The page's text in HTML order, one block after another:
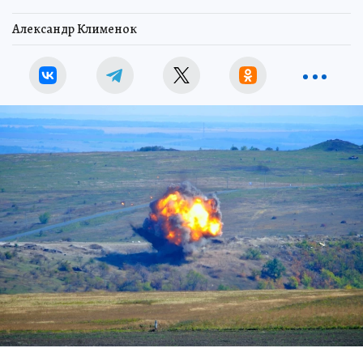
Александр Клименок